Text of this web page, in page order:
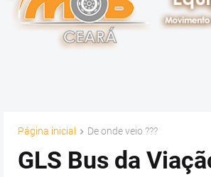
Página inicial De onde veio ???
GLS Bus da